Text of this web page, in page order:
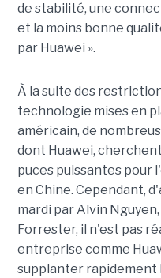
de stabilité, une
et la moins bonne
par Huawei ».
À la suite des
technologie mises en
américain, de
dont Huawei,
puces puissantes pour
en Chine. Cependant,
mardi par Alvin
Forrester, il n'est pas
entreprise comme
supplanter rapidement